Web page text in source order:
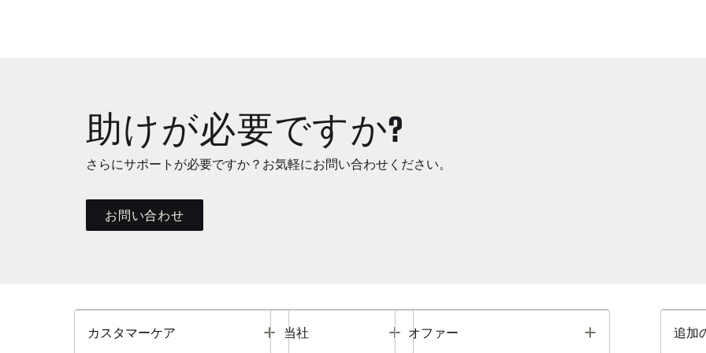
助けが必要ですか?
さらにサポートが必要ですか？お気軽にお問い合わせください。
お問い合わせ
カスタマーケア Toggle
当社 Toggle
オファー Toggle 追加